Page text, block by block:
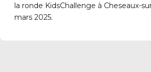
la ronde KidsChallenge à Cheseaux-
mars 2025.